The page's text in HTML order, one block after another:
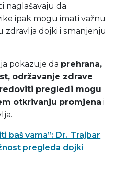
naglašavaju da
ipak mogu imati važnu
dojki i smanjenju
pokazuje da prehrana,
održavanje zdrave
pregledi mogu
otkrivanju promjena i
baš vama”: Dr. Trajbar
pregleda dojki